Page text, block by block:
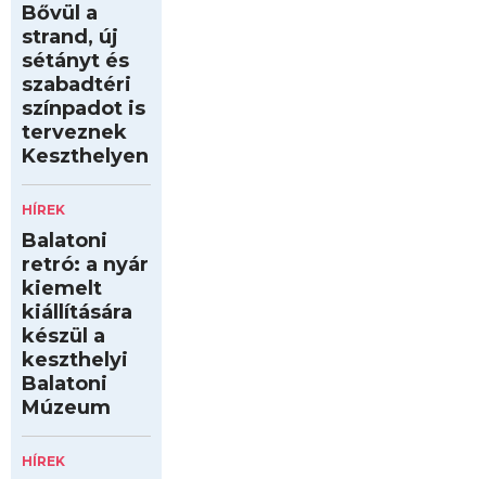
Bővül a
strand, új
sétányt és
szabadtéri
színpadot is
terveznek
Keszthelyen
HÍREK
Balatoni
retró: a nyár
kiemelt
kiállítására
készül a
keszthelyi
Balatoni
Múzeum
HÍREK